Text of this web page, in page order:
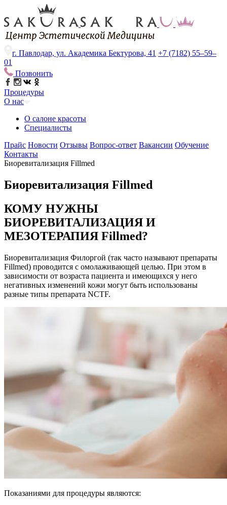
г. Павлодар, ул. Академика Бектурова, 41 +7 (7182) 55–59–
01
Позвонить
Процедуры
О нас
О салоне красоты
Специалисты
Прайс Новости Отзывы Вопрос-ответ Вакансии Обучение
Контакты
Биоревитализация Fillmed
Биоревитализация Fillmed
КОМУ НУЖНЫ
БИОРЕВИТАЛИЗАЦИЯ И
МЕЗОТЕРАПИЯ Fillmed?
Биоревитализация Филоргой (так часто называют препараты
Fillmed) проводится с омолаживающей целью. При этом в
зависимости от возраста пациента и имеющихся у него
негативных изменений кожи могут быть использованы
разные типы препарата NCTF.
Показаниями для процедуры являются: